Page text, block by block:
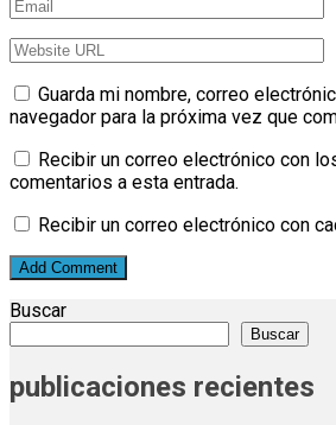
Guarda mi nombre, correo
navegador para la próxima vez que
Recibir un correo electrónico con
comentarios a esta entrada.
Recibir un correo electrónico con
Buscar
Buscar
publicaciones recientes